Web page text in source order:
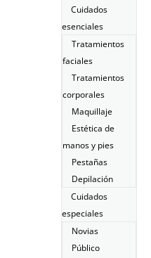
Cuidados
esenciales
Tratamientos
faciales
Tratamientos
corporales
Maquillaje
Estética de
manos y pies
Pestañas
Depilación
Cuidados
especiales
Novias
Público